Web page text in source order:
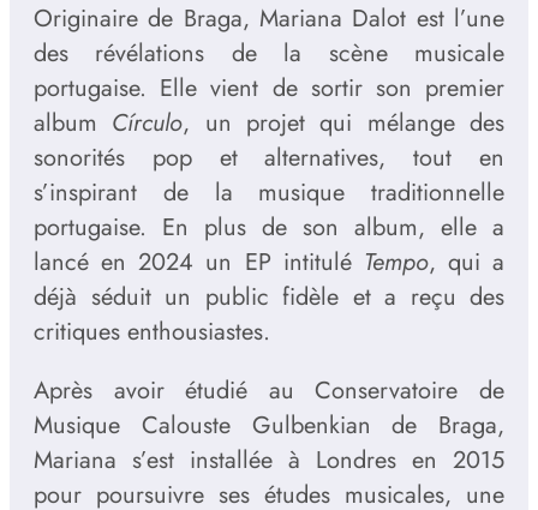
Originaire de Braga, Mariana Dalot est l’une
des révélations de la scène musicale
portugaise. Elle vient de sortir son premier
album Círculo, un projet qui mélange des
sonorités pop et alternatives, tout en
s’inspirant de la musique traditionnelle
portugaise. En plus de son album, elle a
lancé en 2024 un EP intitulé Tempo, qui a
déjà séduit un public fidèle et a reçu des
critiques enthousiastes.
Après avoir étudié au Conservatoire de
Musique Calouste Gulbenkian de Braga,
Mariana s’est installée à Londres en 2015
pour poursuivre ses études musicales, une